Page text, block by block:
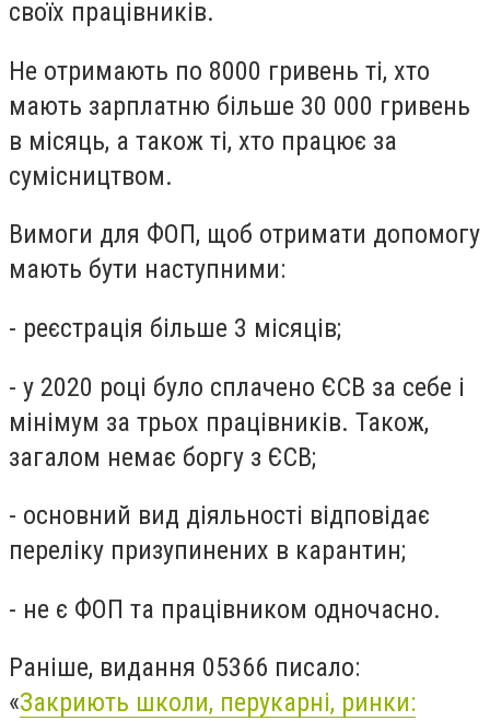
своїх працівників.
Не отримають по 8000 гривень ті, хто
мають зарплатню більше 30 000 гривень
в місяць, а також ті, хто працює за
сумісництвом.
Вимоги для ФОП, щоб отримати допомогу
мають бути наступними:
- реєстрація більше 3 місяців;
- у 2020 році було сплачено ЄСВ за себе і
мінімум за трьох працівників. Також,
загалом немає боргу з ЄСВ;
- основний вид діяльності відповідає
переліку призупинених в карантин;
- не є ФОП та працівником одночасно.
Раніше, видання 05366 писало:
«Закриють школи, перукарні, ринки: